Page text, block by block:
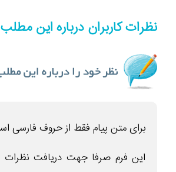
نظرات کاربران درباره این
برای متن پیام فقط از حروف فارسی
این فرم صرفا جهت دریافت نظرات